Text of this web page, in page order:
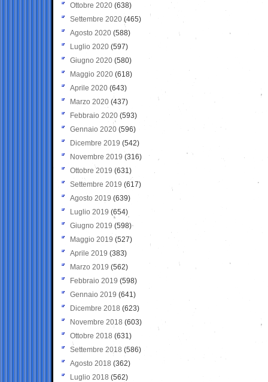
Ottobre 2020 (638)
Settembre 2020(465)
Agosto 2020 (588)
Luglio 2020 (597)
Giugno 2020 (580)
Maggio 2020 (618)
Aprile 2020 (643)
Marzo 2020 (437)
Febbraio 2020 (593)
Gennaio 2020 (596)
Dicembre 2019 (542)
Novembre 2019 (316)
Ottobre 2019 (631)
Settembre 2019 (617)
Agosto 2019 (639)
Luglio 2019 (654)
Giugno 2019 (598)
Maggio 2019 (527)
Aprile 2019 (383)
Marzo 2019 (562)
Febbraio 2019 (598)
Gennaio 2019 (641)
Dicembre 2018 (623)
Novembre 2018 (603)
Ottobre 2018 (631)
Settembre 2018 (586)
Agosto 2018 (362)
Luglio 2018 (562)